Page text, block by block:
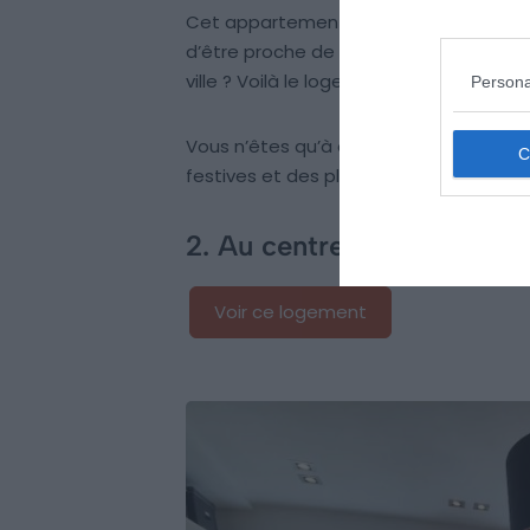
Cet appartement à Granville,
d’être proche de la plage ? Mais
ville ? Voilà le logement idéal.
Vous n’êtes qu’à quelques mètres
festives et des plaisirs du port.
2. Au centre de Granville
Voir ce logement